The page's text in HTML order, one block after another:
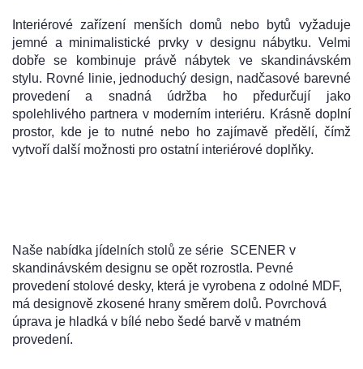
Interiérové ​​zařízení menších domů nebo bytů vyžaduje
jemné a minimalistické prvky v designu nábytku. Velmi
dobře se kombinuje právě nábytek ve skandinávském
stylu. Rovné linie, jednoduchý design, nadčasové barevné
provedení a snadná údržba ho předurčují jako
spolehlivého partnera v moderním interiéru. Krásně doplní
prostor, kde je to nutné nebo ho zajímavě předělí, čímž
vytvoří další možnosti pro ostatní interiérové ​​doplňky.
Naše nabídka jídelních stolů ze série SCENER v
skandinávském designu se opět rozrostla. Pevné
provedení stolové desky, která je vyrobena z odolné MDF,
má designově zkosené hrany směrem dolů. Povrchová
úprava je hladká v bílé nebo šedé barvě v matném
provedení.